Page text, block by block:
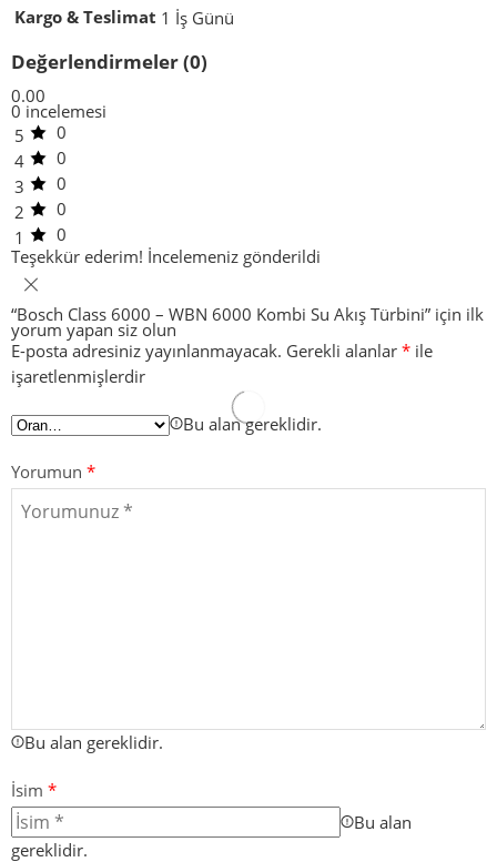
Kargo & Teslimat 1 İş Günü
Değerlendirmeler (0)
0.00
0 incelemesi
5
0
4
0
3
0
2
0
1
0
Teşekkür ederim! İncelemeniz gönderildi
“Bosch Class 6000 – WBN 6000 Kombi Su Akış Türbini” için ilk
yorum yapan siz olun
E-posta adresiniz yayınlanmayacak. Gerekli alanlar * ile
işaretlenmişlerdir
Bu alan gereklidir.
Yorumun *
Bu alan gereklidir.
İsim *
Bu alan
gereklidir.